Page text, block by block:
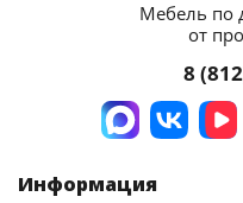
Мебель по
от
8
Информация